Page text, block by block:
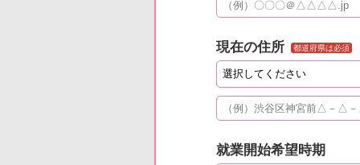
現在の住所 都道府県は必須
就業開始希望時期